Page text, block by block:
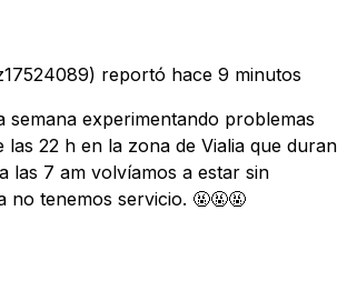
reportó hace 9 minutos
semana experimentando problemas
las 22 h en la zona de Vialia que duran
las 7 am volvíamos a estar sin
no tenemos servicio. 🤬🤬🤬